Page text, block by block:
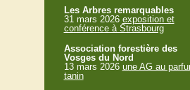
Les Arbres remarquables
31 mars 2026 exposition et
conférence à Strasbourg
Association forestière des
Vosges du Nord
13 mars 2026 une AG au
tanin